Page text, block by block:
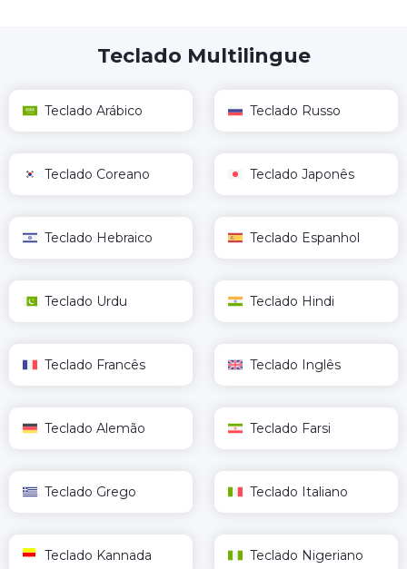
Teclado Multilingue
Teclado Arábico Teclado Russo
Teclado Coreano Teclado Japonês
Teclado Hebraico Teclado Espanhol
Teclado Urdu Teclado Hindi
Teclado Francês Teclado Inglês
Teclado Alemão Teclado Farsi
Teclado Grego Teclado Italiano
Teclado Kannada Teclado Nigeriano